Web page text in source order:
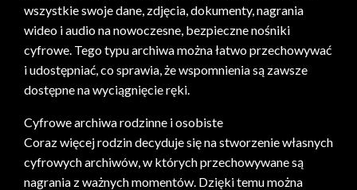
wszystkie swoje dane, zdjęcia, dokumenty, nagrania
wideo i audio na nowoczesne, bezpieczne nośniki
cyfrowe. Tego typu archiwa można łatwo przechowywać
i udostępniać, co sprawia, że wspomnienia są zawsze
dostępne na wyciągnięcie ręki.
Cyfrowe archiwa rodzinne i osobiste
Coraz więcej rodzin decyduje się na stworzenie własnych
cyfrowych archiwów, w których przechowywane są
nagrania z ważnych momentów. Dzięki temu można